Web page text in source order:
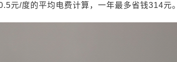
元/度的平均电费计算，一年最多省钱314元。